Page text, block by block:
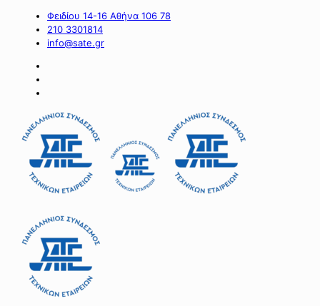
Φειδίου 14-16 Αθήνα 106 78
210 3301814
info@sate.gr